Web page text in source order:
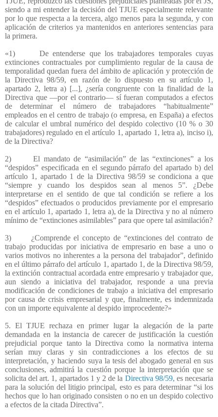
siendo a mi entender la decisión del TJUE especialmente relevante
por lo que respecta a la tercera, algo menos para la segunda, y con
aplicación de criterios ya mantenidos en anteriores sentencias para
la primera.
«1)
De entenderse que los trabajadores temporales cuyas
extinciones contractuales por cumplimiento regular de la causa de
temporalidad quedan fuera del ámbito de aplicación y protección de
la Directiva 98/59, en razón de lo dispuesto en su artículo 1,
apartado 2, letra a) [...], ¿sería congruente con la finalidad de la
Directiva que —por el contrario— sí fueran computados a efectos
de determinar el número de trabajadores “habitualmente”
empleados en el centro de trabajo (o empresa, en España) a efectos
de calcular el umbral numérico del despido colectivo (10 % o 30
trabajadores) regulado en el artículo 1, apartado 1, letra a), inciso i),
de la Directiva?
2)
El mandato de “asimilación” de las “extinciones” a los
“despidos” especificada en el segundo párrafo del apartado b) del
artículo 1, apartado 1 de la Directiva 98/59 se condiciona a que
“siempre y cuando los despidos sean al menos 5”. ¿Debe
interpretarse en el sentido de que tal condición se refiere a los
“despidos” efectuados o producidos previamente por el empresario
en el artículo 1, apartado 1, letra a), de la Directiva y no al número
mínimo de “extinciones asimilables” para que opere tal asimilación?
3)
¿Comprende el concepto de “extinciones del contrato de
trabajo producidas por iniciativa de empresario en base a uno o
varios motivos no inherentes a la persona del trabajador”, definido
en el último párrafo del artículo 1, apartado 1, de la Directiva 98/59,
la extinción contractual acordada entre empresario y trabajador que,
aun siendo a iniciativa del trabajador, responde a una previa
modificación de condiciones de trabajo a iniciativa del empresario
por causa de crisis empresarial y que, finalmente, es indemnizada
con un importe equivalente al despido improcedente?»
5. El TJUE rechaza en primer lugar la alegación de la parte
demandada en la instancia de carecer de justificación la cuestión
prejudicial porque tanto la Directiva como la normativa interna
serían muy claras y sin contradicciones a los efectos de su
interpretación, y haciendo suya la tesis del abogado general en sus
conclusiones, admitirá la cuestión porque la interpretación que se
solicita del art. 1, apartados 1 y 2 de la Directiva 98/59, es necesaria
para la solución del litigio principal, esto es para determinar “si los
hechos que lo han originado consisten o no en un despido colectivo
a efectos de la citada Directiva”.